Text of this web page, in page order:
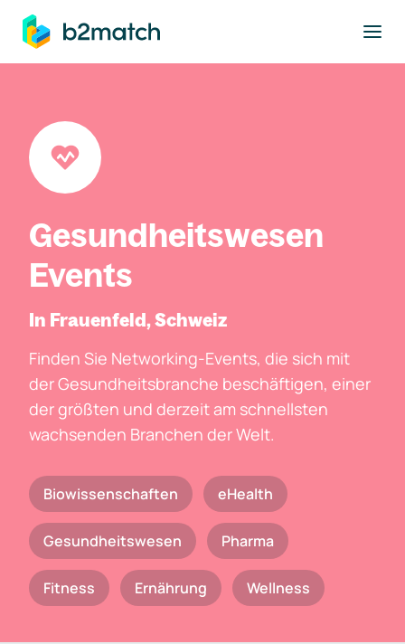
springen
Gesundheitswesen
Events
In Frauenfeld, Schweiz
Finden Sie Networking-Events, die sich mit
der Gesundheitsbranche beschäftigen, einer
der größten und derzeit am schnellsten
wachsenden Branchen der Welt.
Biowissenschaften eHealth
Gesundheitswesen Pharma
Fitness Ernährung Wellness